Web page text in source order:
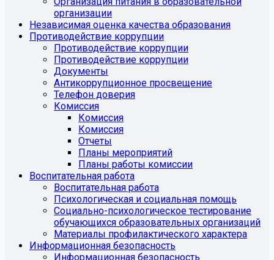
организации
Независимая оценка качества образования
Противодействие коррупции
Противодействие коррупции
Противодействие коррупции
Документы
Антикоррупционное просвещение
Телефон доверия
Комиссия
Комиссия
Комиссия
Отчеты
Планы мероприятий
Планы работы комиссии
Воспитательная работа
Воспитательная работа
Психологическая и социальная помощь
Социально-психологическое тестирование
обучающихся образовательных организаций
Материалы профилактического характера
Информационная безопасность
Информационная безопасность